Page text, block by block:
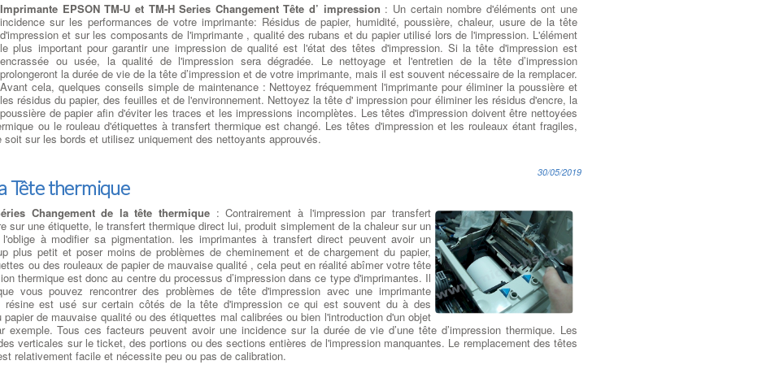
Imprimante EPSON TM-U et TM-H Series Changement Tête d’ impression : Un certain nombre d'éléments ont une
incidence sur les performances de votre imprimante: Résidus de papier, humidité, poussière, chaleur, usure de la tête
d'impression et sur les composants de l'imprimante , qualité des rubans et du papier utilisé lors de l'impression. L'élément
le plus important pour garantir une impression de qualité est l'état des têtes d'impression. Si la tête d'impression est
encrassée ou usée, la qualité de l'impression sera dégradée. Le nettoyage et l'entretien de la tête d’impression
prolongeront la durée de vie de la tête d’impression et de votre imprimante, mais il est souvent nécessaire de la remplacer.
Avant cela, quelques conseils simple de maintenance : Nettoyez fréquemment l'imprimante pour éliminer la poussière et
les résidus du papier, des feuilles et de l'environnement. Nettoyez la tête d' impression pour éliminer les résidus d'encre, la
poussière de papier afin d'éviter les traces et les impressions incomplètes. Les têtes d'impression doivent être nettoyées
ou le rouleau d'étiquettes à transfert thermique est changé. Les têtes d'impression et les rouleaux étant fragiles,
sur les bords et utilisez uniquement des nettoyants approuvés.
Tête thermique
30/05/2019
Changement de la tête thermique : Contrairement à l'impression par transfert
sur une étiquette, le transfert thermique direct lui, produit simplement de la chaleur sur un
à modifier sa pigmentation. les imprimantes à transfert direct peuvent avoir un
plus petit et poser moins de problèmes de cheminement et de chargement du papier,
ou des rouleaux de papier de mauvaise qualité , cela peut en réalité abîmer votre tête
thermique est donc au centre du processus d’impression dans ce type d'imprimantes. Il
vous pouvez rencontrer des problèmes de tête d'impression avec une imprimante
résine est usé sur certain côtés de la tête d'impression ce qui est souvent du à des
de mauvaise qualité ou des étiquettes mal calibrées ou bien l'introduction d'un objet
exemple. Tous ces facteurs peuvent avoir une incidence sur la durée de vie d’une tête d’impression thermique. Les
verticales sur le ticket, des portions ou des sections entières de l'impression manquantes. Le remplacement des têtes
relativement facile et nécessite peu ou pas de calibration.